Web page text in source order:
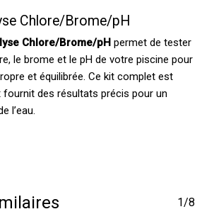
Chlore/Brome/pH
Chlore/Brome/pHpermet de tester
le brome et le pH de votre piscine pour
et équilibrée. Ce kit complet est
fournit des résultats précis pour un
l’eau.
1/8